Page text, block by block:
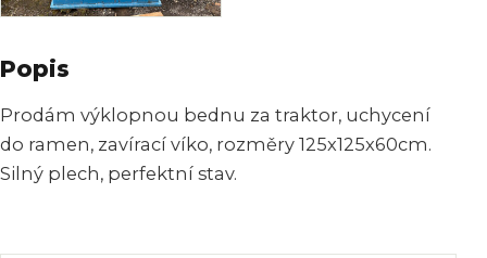
Popis
Prodám výklopnou bednu za traktor, uchycení
do ramen, zavírací víko, rozměry 125x125x60cm.
Silný plech, perfektní stav.